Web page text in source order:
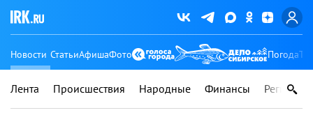
Новости СтатьиАфишаФото Погода
Лента Происшествия Народные Финансы Регионы